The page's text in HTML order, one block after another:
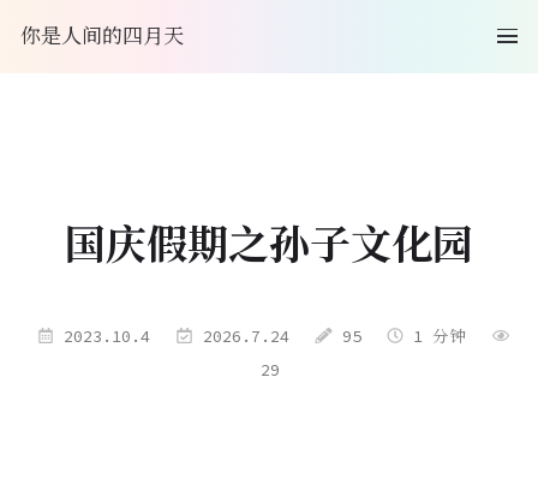
你是人间的四月天
国庆假期之孙子文化园
2023.10.4 2026.7.24 95
1 分钟
29